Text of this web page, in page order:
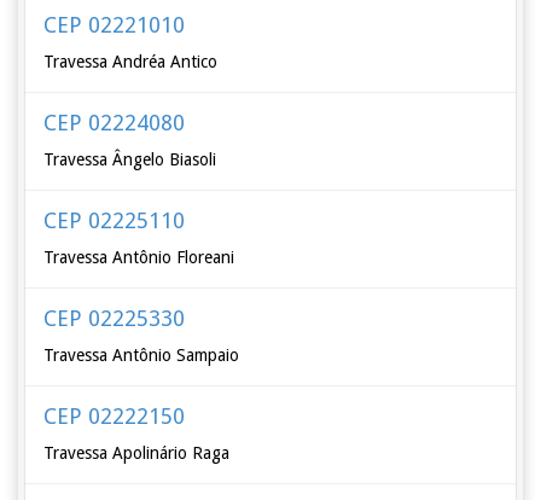
CEP 02221010
Travessa Andréa Antico
CEP 02224080
Travessa Ângelo Biasoli
CEP 02225110
Travessa Antônio Floreani
CEP 02225330
Travessa Antônio Sampaio
CEP 02222150
Travessa Apolinário Raga